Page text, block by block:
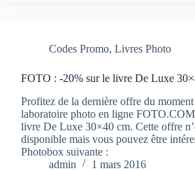
Codes Promo, Livres Photo
FOTO : -20% sur le livre De Luxe
Profitez de la dernière offre du
laboratoire photo en ligne
livre De Luxe 30×40 cm. Cette offre
disponible mais vous pouvez être
Photobox suivante :
admin
1 mars 2016